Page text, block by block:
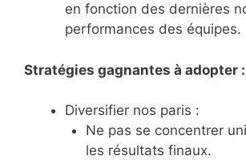
en fonction des dernières
performances des équipes.
Stratégies gagnantes à adopter :
Diversifier nos paris :
Ne pas se concentrer
les résultats finaux.